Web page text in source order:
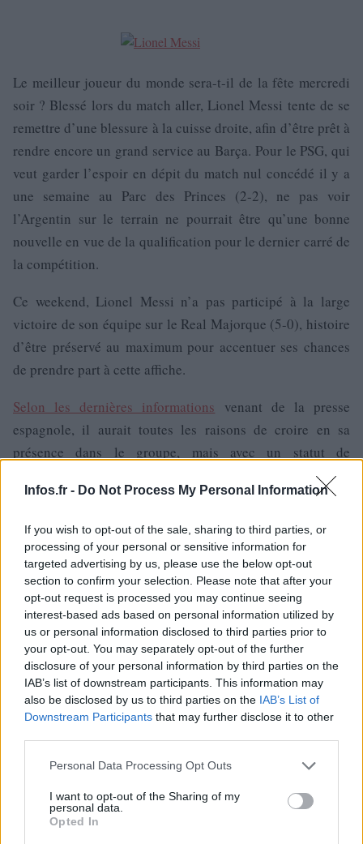
Infos.fr - Do Not Process My Personal Information
If you wish to opt-out of the sale, sharing to third parties, or
processing of your personal or sensitive information for
targeted advertising by us, please use the below opt-out
section to confirm your selection. Please note that after your
opt-out request is processed you may continue seeing
interest-based ads based on personal information utilized by
us or personal information disclosed to third parties prior to
your opt-out. You may separately opt-out of the further
disclosure of your personal information by third parties on the
IAB’s list of downstream participants. This information may
also be disclosed by us to third parties on the IAB’s List of
Downstream Participants that may further disclose it to other
Please note that this website/app uses one or more Google
not limited to your visit or usage behaviour. You may click to
grant or deny consent to Google and its third-party tags to
use your data for below specified purposes in below Google
Personal Data Processing Opt Outs
I want to opt-out of the Sharing of my
personal data.
Opted In
Le meilleur joueur du monde sera-t-il de la fête mercredi
soir ? Blessé lors du match aller, Lionel Messi tente de se
remettre d’une blessure à la cuisse droite, afin d’être prêt à
rendre encore un grand service au Barça. Pour le PSG, qui
veut garder l’espoir en dépit du match nul concédé il y a
une semaine au Parc des Princes (2-2), ne pas voir
l’Argentin sur le terrain ne pourrait être qu’une bonne
nouvelle en vue de la qualification pour le dernier carré de
la compétition.
Ce weekend, Lionel Messi n’a pas participé à la large
victoire de son équipe sur le Real Majorque (5-0), histoire
d’être préservé au maximum pour accentuer ses chances
de prendre part à cette affiche.
Selon les dernières informations venant de la presse
espagnole, il aurait toutes les raisons de croire en sa
présence dans le groupe, mais avec un statut de
remplaçant, l’Espagnol Cesc Fabregas étant pressenti pour
être titularisé à sa place.
Alors qu’il doit passer ce lundi une nouvelle batterie de
tests médicaux, le footballeur albiceleste a tenu à poster